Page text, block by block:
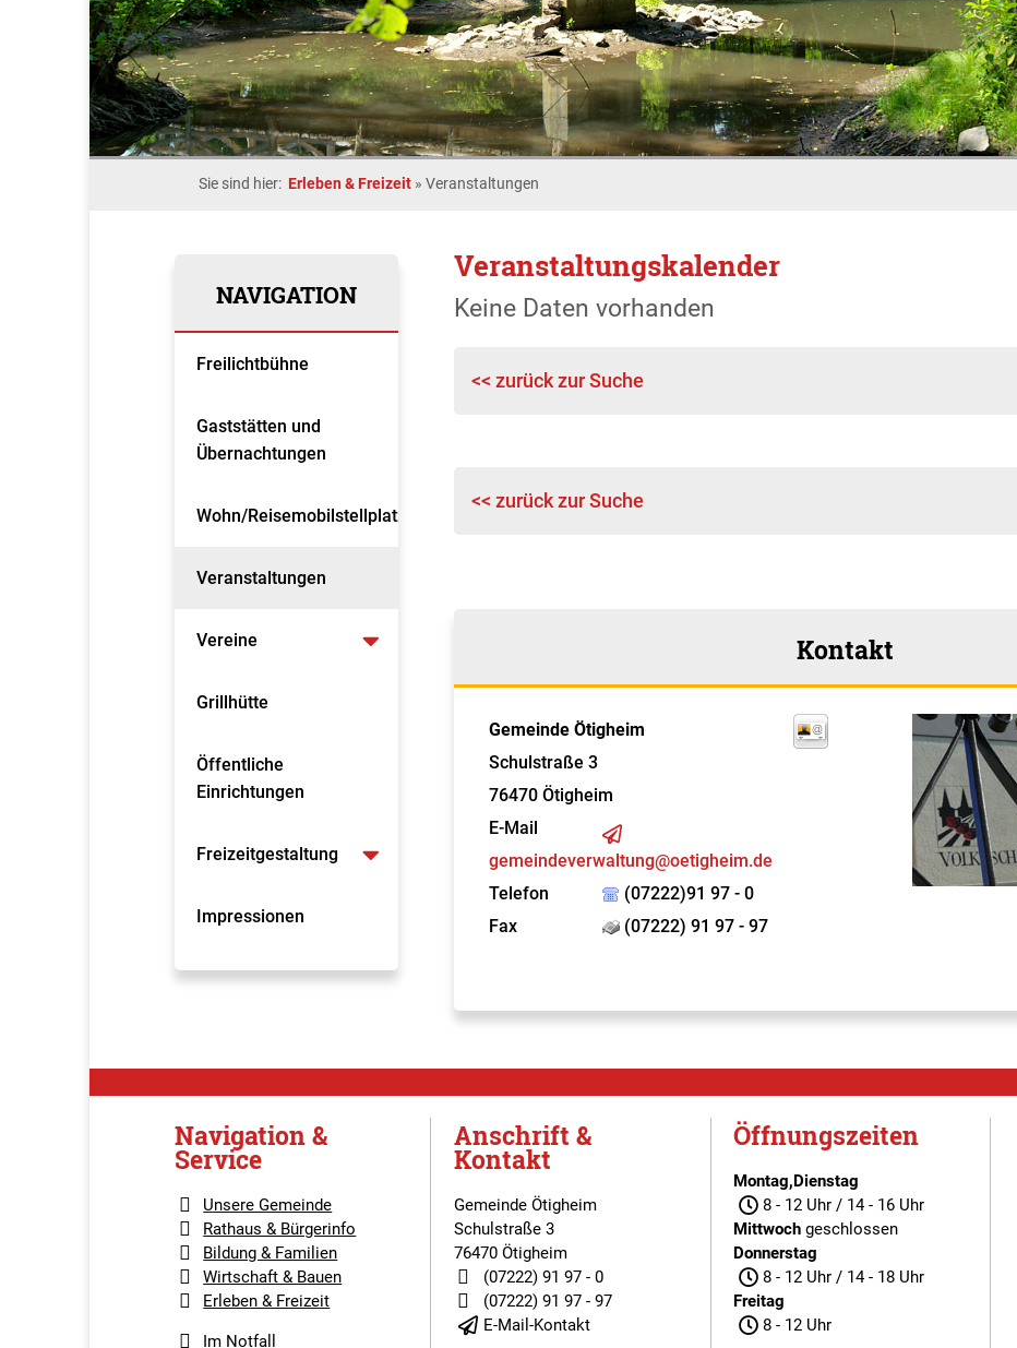
Sie sind hier: Erleben & Freizeit » Veranstaltungen
NAVIGATION
Freilichtbühne
Gaststätten und
Übernachtungen
Wohn/Reisemobilstellplatz
Veranstaltungen
Vereine
Grillhütte
Öffentliche
Einrichtungen
Freizeitgestaltung
Impressionen
Veranstaltungskalender
Keine Daten vorhanden
<< zurück zur Suche
<< zurück zur Suche
Kontakt
Gemeinde Ötigheim
Schulstraße 3
76470 Ötigheim
E-Mail
gemeindeverwaltung@oetigheim.de
Telefon
(07222)91 97 - 0
Fax
(07222) 91 97 - 97
Navigation &
Service
Unsere Gemeinde
Rathaus & Bürgerinfo
Bildung & Familien
Wirtschaft & Bauen
Erleben & Freizeit
Im Notfall
Anschrift &
Kontakt
Gemeinde Ötigheim
Schulstraße 3
76470 Ötigheim
(07222) 91 97 - 0
(07222) 91 97 - 97
E-Mail-Kontakt
Öffnungszeiten
Montag,Dienstag
8 - 12 Uhr / 14 - 16 Uhr
Mittwoch geschlossen
Donnerstag
8 - 12 Uhr / 14 - 18 Uhr
Freitag
8 - 12 Uhr